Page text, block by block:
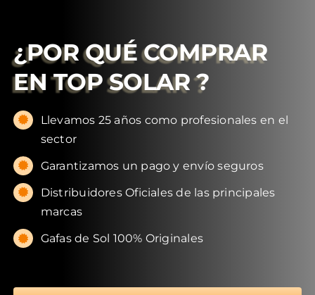
¿POR QUÉ COMPRAR
EN TOP SOLAR ?
Llevamos 25 años como profesionales en el
sector
Garantizamos un pago y envío seguros
Distribuidores Oficiales de las principales
marcas
Gafas de Sol 100% Originales